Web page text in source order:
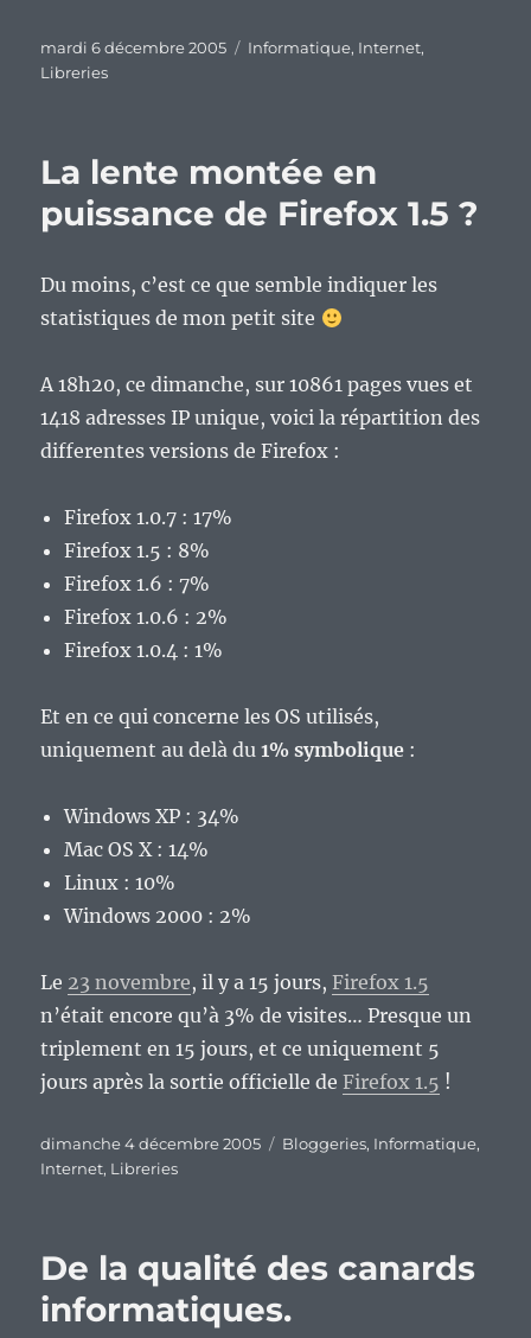
Publié
le
mardi 6 décembre 2005 Catégories
Informatique, Internet,
Libreries
La lente montée en
puissance de Firefox 1.5 ?
Du moins, c’est ce que semble indiquer les
statistiques de mon petit site
A 18h20, ce dimanche, sur 10861 pages vues et
1418 adresses IP unique, voici la répartition des
differentes versions de Firefox :
Firefox 1.0.7 : 17%
Firefox 1.5 : 8%
Firefox 1.6 : 7%
Firefox 1.0.6 : 2%
Firefox 1.0.4 : 1%
Et en ce qui concerne les OS utilisés,
uniquement au delà du1% symbolique :
Windows XP : 34%
Mac OS X : 14%
Linux : 10%
Windows 2000 : 2%
Le 23 novembre, il y a 15 jours,Firefox 1.5
n’était encore qu’à 3% de visites… Presque un
triplement en 15 jours, et ce uniquement 5
jours après la sortie officielle deFirefox 1.5 !
Publié
le
dimanche 4 décembre 2005 Catégories
Bloggeries, Informatique,
Internet, Libreries
De la qualité des canards
informatiques.